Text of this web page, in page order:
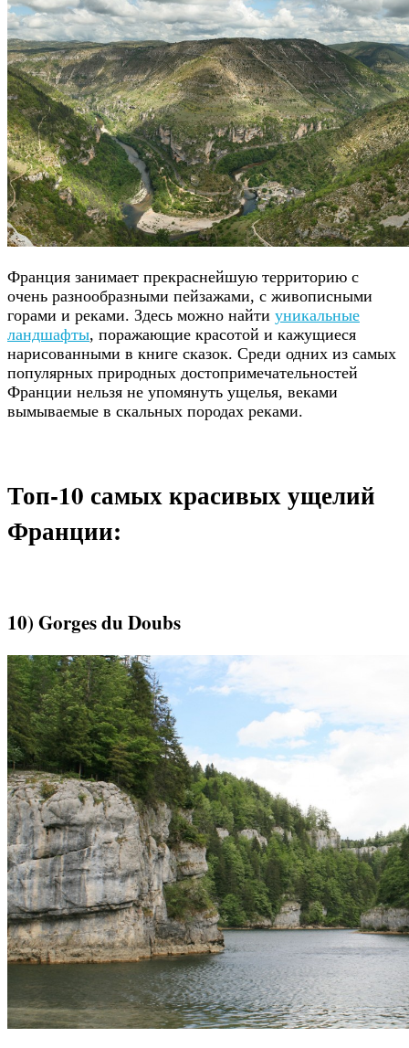
Франция занимает прекраснейшую территорию с
очень разнообразными пейзажами, с живописными
горами и реками. Здесь можно найти уникальные
ландшафты, поражающие красотой и кажущиеся
нарисованными в книге сказок. Среди одних из самых
популярных природных достопримечательностей
Франции нельзя не упомянуть ущелья, веками
вымываемые в скальных породах реками.
Топ-10 самых красивых ущелий
Франции:
10) Gorges du Doubs